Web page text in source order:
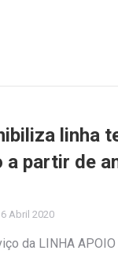
linha
partir de
6 Abril 2020
da LINHA